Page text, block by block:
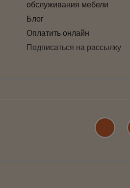
обслуживания мебели
Блог
Оплатить онлайн
Подписаться на рассылку